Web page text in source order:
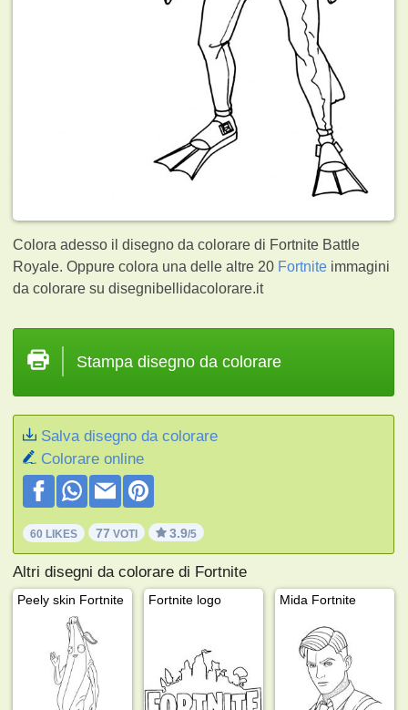
Colora adesso il disegno da colorare di Fortnite Battle
Royale. Oppure colora una delle altre 20 Fortnite immagini
da colorare su disegnibellidacolorare.it
Stampa disegno da colorare
Salva disegno da colorare
Colorare online
60 LIKES 77 VOTI 3.9/5
Altri disegni da colorare di Fortnite
Peely skin Fortnite Fortnite logo Mida Fortnite